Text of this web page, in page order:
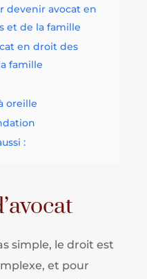
devenir avocat en
et de la famille
en droit des
famille
oreille
:
simple, le droit est
et pour